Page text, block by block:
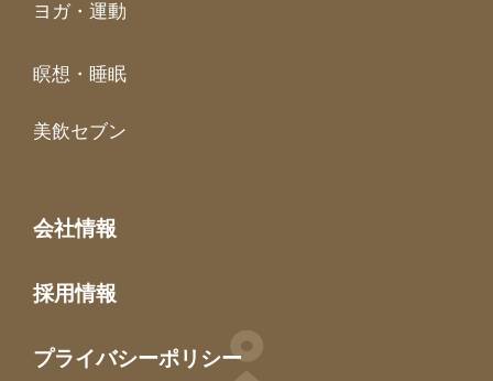
ヨガ・運動
瞑想・睡眠
美飲セブン
会社情報
採用情報
プライバシーポリシー